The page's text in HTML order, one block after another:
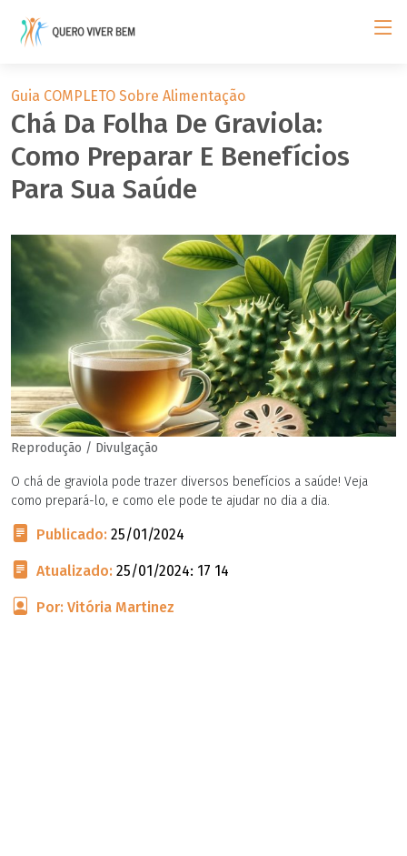
Guia COMPLETO Sobre Alimentação
Chá Da Folha De Graviola:
Como Preparar E Benefícios
Para Sua Saúde
Reprodução / Divulgação
O chá de graviola pode trazer diversos benefícios a saúde! Veja
como prepará-lo, e como ele pode te ajudar no dia a dia.
Publicado: 25/01/2024
Atualizado: 25/01/2024: 17 14
Por: Vitória Martinez